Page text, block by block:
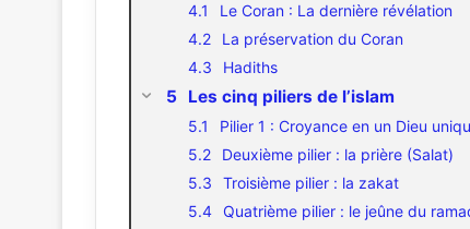
Le Coran : La dernière révélation
La préservation du Coran
Hadiths
Les cinq piliers de l’islam
Pilier 1 : Croyance en un Dieu
Deuxième pilier : la prière (Salat)
Troisième pilier : la zakat
Quatrième pilier : le jeûne du